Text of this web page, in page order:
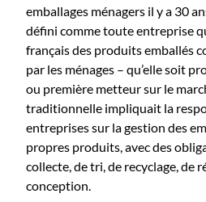
emballages ménagers il y a 30
défini comme toute entreprise
français des produits emballés
par les ménages – qu’elle soit
ou première metteur sur le
traditionnelle impliquait la
entreprises sur la gestion des
propres produits, avec des
collecte, de tri, de recyclage, de
conception.